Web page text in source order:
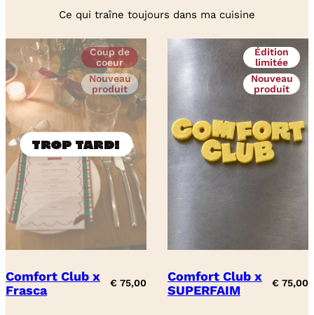
sanguine
Ce qui traîne toujours dans ma cuisine
Coup de
coeur
Nouveau
produit
Comfort Club x
Frasca
€ 75,00
Édition
limitée
Nouveau
produit
Comfort Club x
SUPERFAIM
€ 75,00